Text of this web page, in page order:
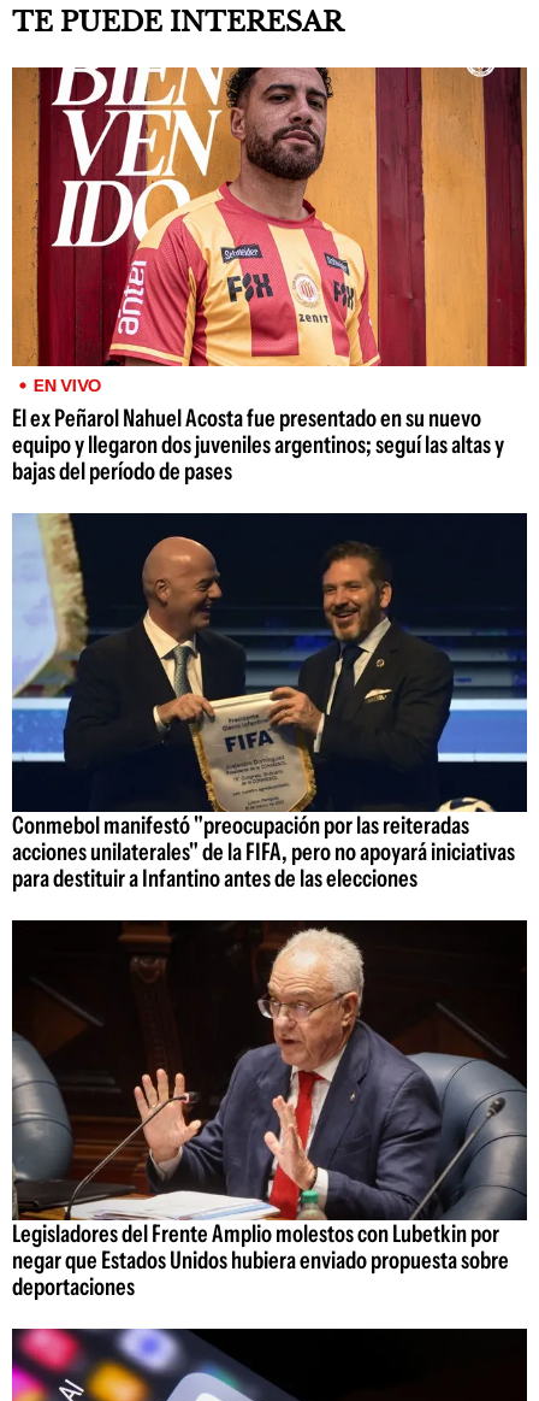
TE PUEDE INTERESAR
EN VIVO
El ex Peñarol Nahuel Acosta fue presentado en su nuevo
equipo y llegaron dos juveniles argentinos; seguí las altas y
bajas del período de pases
Conmebol manifestó "preocupación por las reiteradas
acciones unilaterales" de la FIFA, pero no apoyará iniciativas
para destituir a Infantino antes de las elecciones
Legisladores del Frente Amplio molestos con Lubetkin por
negar que Estados Unidos hubiera enviado propuesta sobre
deportaciones